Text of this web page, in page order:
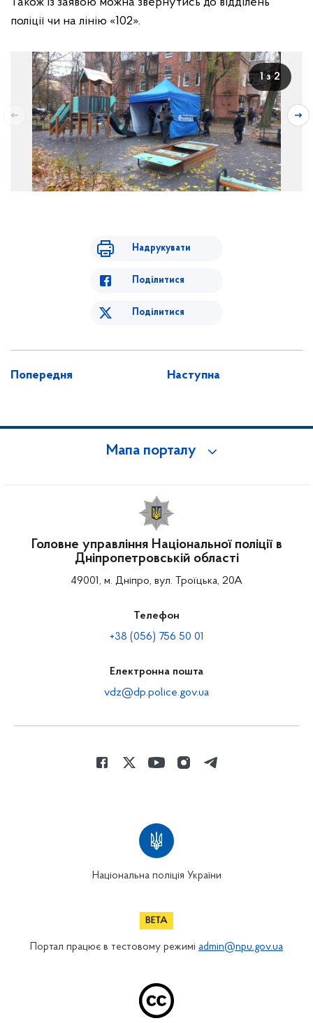
поліції чи на лінію «102».
1 з 2
Надрукувати
Поділитися
Поділитися
Попередня Наступна
Мапа порталу
Головне управління Національної поліції в
Дніпропетровській області
49001, м. Дніпро, вул. Троїцька, 20А
Телефон
+38 (056) 756 50 01
Електронна пошта
vdz@dp.police.gov.ua
Національна поліція України
Портал працює в тестовому режимі admin@npu.gov.ua